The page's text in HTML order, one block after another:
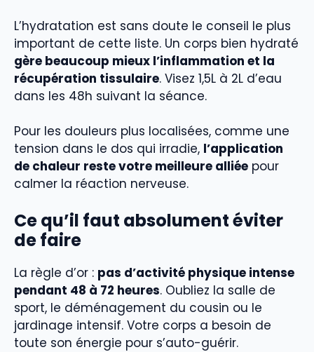
L’hydratation est sans doute le conseil le plus
important de cette liste. Un corps bien hydraté
gère beaucoup mieux l’inflammation et la
récupération tissulaire. Visez 1,5L à 2L d’eau
dans les 48h suivant la séance.
Pour les douleurs plus localisées, comme une
tension dans le dos qui irradie, l’application
de chaleur reste votre meilleure alliée pour
calmer la réaction nerveuse.
Ce qu’il faut absolument éviter
de faire
La règle d’or : pas d’activité physique intense
pendant 48 à 72 heures. Oubliez la salle de
sport, le déménagement du cousin ou le
jardinage intensif. Votre corps a besoin de
toute son énergie pour s’auto-guérir.